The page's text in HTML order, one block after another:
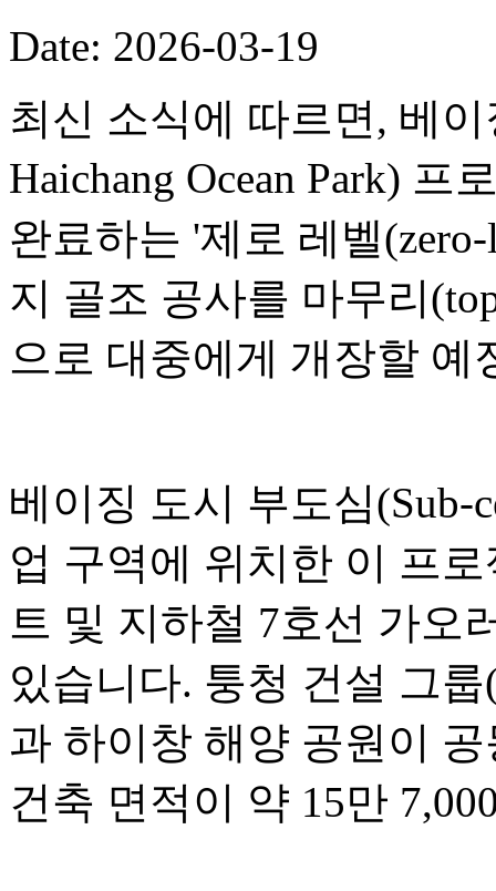
Date: 2026-03-19
최신 소식에 따르면, 베
Haichang Ocean Park)
완료하는 '제로 레벨
지 골조 공사를 마무리
으로 대중에게 개장할 예
베이징 도시 부도심(Sub-
업 구역에 위치한 이 프
트 및 지하철 7호선 가오
있습니다. 퉁청 건설 그룹
과 하이창 해양 공원이
건축 면적이 약 15만